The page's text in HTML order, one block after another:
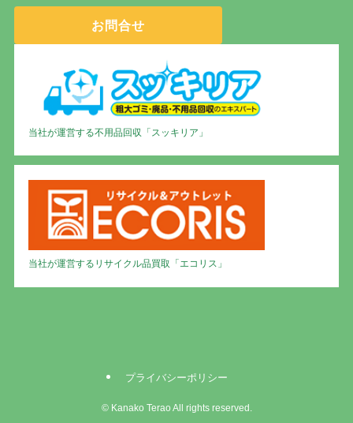
お問合せ
当社が運営する不用品回収「スッキリア」
当社が運営するリサイクル品買取「エコリス」
プライバシーポリシー
©Kanako Terao All rights reserved.